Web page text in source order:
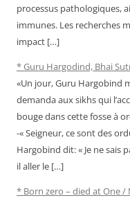
processus pathologiques,
immunes. Les recherches
impact […]
* Guru Hargodind, Bhai
«Un jour, Guru Hargobind
demanda aux sikhs qui
bouge dans cette fosse à
-« Seigneur, ce sont des
Hargobind dit: « Je ne sais
il aller le […]
* Born zero – died at One /